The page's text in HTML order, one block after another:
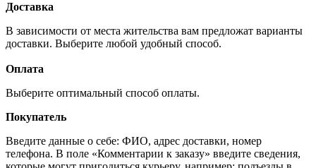
Доставка
В зависимости от места жительства вам предложат варианты
доставки. Выберите любой удобный способ.
Оплата
Выберите оптимальный способ оплаты.
Покупатель
Введите данные о себе: ФИО, адрес доставки, номер
телефона. В поле «Комментарии к заказу» введите сведения,